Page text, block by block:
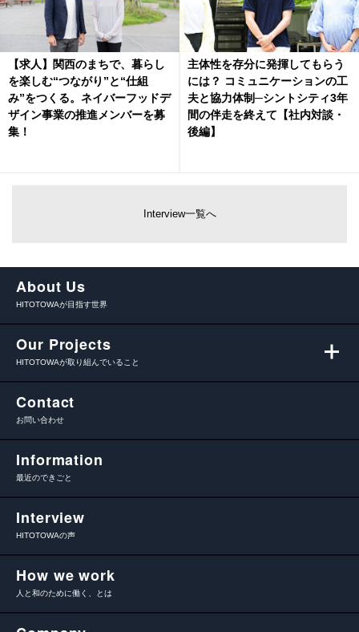
【求人】関西のまちで、暮らし
を楽しむ“つながり”と“仕組
み”をつくる。ネイバーフッドデ
ザイン事業の推進メンバーを募
集！
主体性を存分に発揮してもらう
には？ コミュニケーションの工
夫と協力体制─シントシティ3年
間の伴走を終えて【社内対談・
後編】
Interview一覧へ
About Us
HITOTOWAが目指す世界
Our Projects
HITOTOWAが取り組んでいること
Contact
お問い合わせ
Information
最近のできごと
Interview
HITOTOWAの声
How we work
人と和のために働く、とは